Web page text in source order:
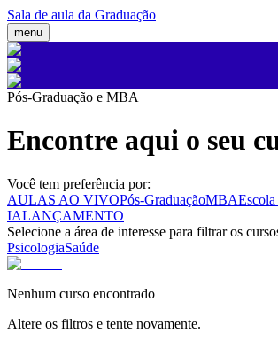
Sala de aula da Graduação
menu
Pós-Graduação e MBA
Encontre aqui o seu
Você tem preferência por:
AULAS AO VIVOPós-GraduaçãoMBAEscola
IALANÇAMENTO
Selecione a área de interesse para filtrar os
PsicologiaSaúde
Nenhum curso encontrado
Altere os filtros e tente novamente.